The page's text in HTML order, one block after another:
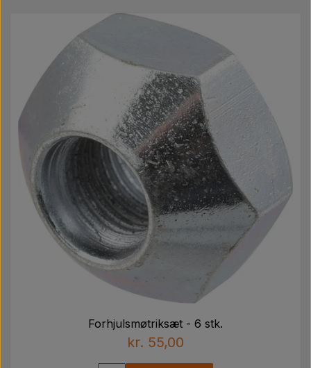
Forhjulsmøtriksæt - 6 stk.
kr. 55,00